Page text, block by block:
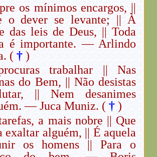
os mínimos encargos, ||
o dever se levante; || À
das leis de Deus, || Toda
é importante. — Arlindo
(† )
trabalhar || Nas
do Bem, || Não desistas
|| Nem desanimes
— Juca Muniz. († )
a mais nobre || Que
exaltar alguém, || É aquela
os homens || Para o